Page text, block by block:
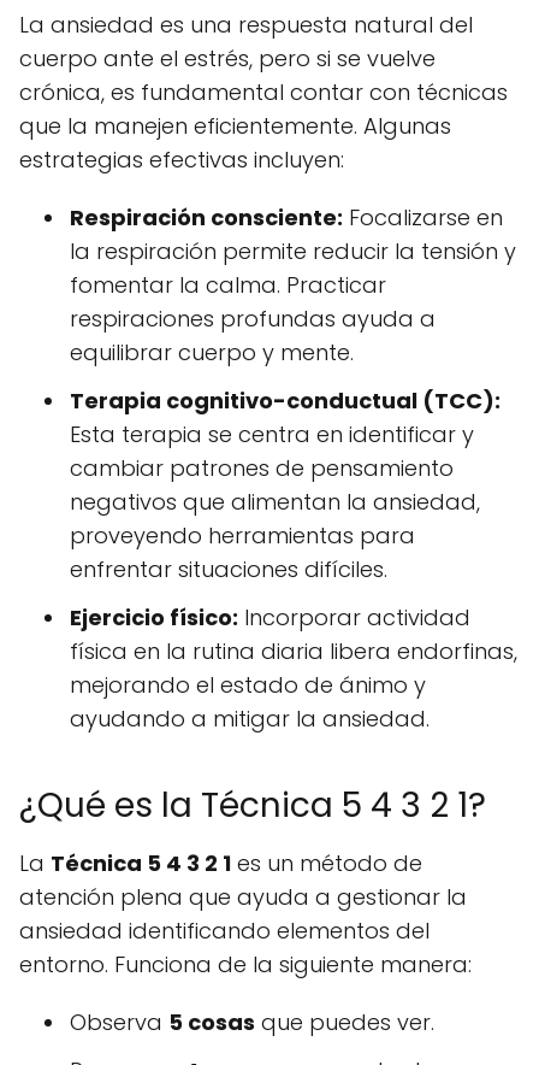
La ansiedad es una respuesta natural del
cuerpo ante el estrés, pero si se vuelve
crónica, es fundamental contar con técnicas
que la manejen eficientemente. Algunas
estrategias efectivas incluyen:
Respiración consciente: Focalizarse en
la respiración permite reducir la tensión y
fomentar la calma. Practicar
respiraciones profundas ayuda a
equilibrar cuerpo y mente.
Terapia cognitivo-conductual (TCC):
Esta terapia se centra en identificar y
cambiar patrones de pensamiento
negativos que alimentan la ansiedad,
proveyendo herramientas para
enfrentar situaciones difíciles.
Ejercicio físico: Incorporar actividad
física en la rutina diaria libera endorfinas,
mejorando el estado de ánimo y
ayudando a mitigar la ansiedad.
¿Qué es la Técnica 5 4 3 2 1?
La Técnica 5 4 3 2 1 es un método de
atención plena que ayuda a gestionar la
ansiedad identificando elementos del
entorno. Funciona de la siguiente manera:
Observa 5 cosas que puedes ver.